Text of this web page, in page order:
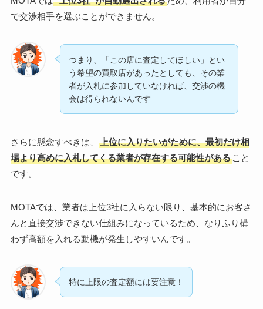
で交渉相手を選ぶことができません。
つまり、「この店に査定してほしい」とい
う希望の買取店があったとしても、その業
者が入札に参加していなければ、交渉の機
会は得られないんです
さらに懸念すべきは、
上位に入りたいがために、最初だけ相
場より高めに入札してくる業者が存在する可能性があること
です。
MOTAでは、業者は上位3社に入らない限り、基本的にお客さ
んと直接交渉できない仕組みになっているため、なりふり構
わず高額を入れる動機が発生しやすいんです。
特に上限の査定額には要注意！